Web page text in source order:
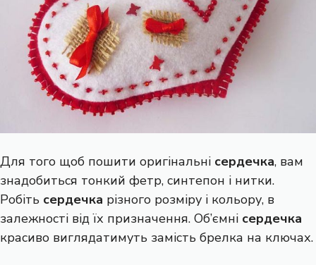
Для того щоб пошити оригінальні сердечка, вам
знадобиться тонкий фетр, синтепон і нитки.
Робіть сердечка різного розміру і кольору, в
залежності від їх призначення. Об’ємні сердечка
красиво виглядатимуть замість брелка на ключах.